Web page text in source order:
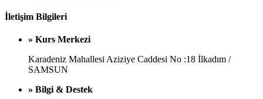
İletişim Bilgileri
» Kurs Merkezi
Karadeniz Mahallesi Aziziye Caddesi No :18 İlkadım /
SAMSUN
» Bilgi & Destek